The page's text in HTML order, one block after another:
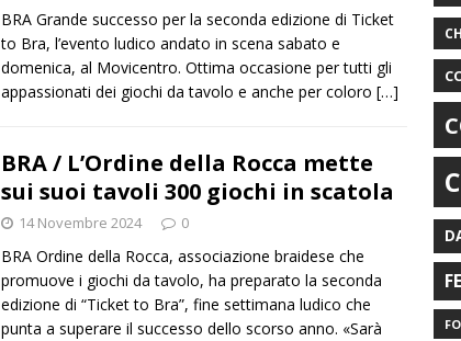
BRA Grande successo per la seconda edizione di Ticket
to Bra, l’evento ludico andato in scena sabato e
domenica, al Movicentro. Ottima occasione per tutti gli
appassionati dei giochi da tavolo e anche per coloro […]
BRA / L’Ordine della Rocca mette
sui suoi tavoli 300 giochi in scatola
14 Novembre 2024 0
BRA Ordine della Rocca, associazione braidese che
promuove i giochi da tavolo, ha preparato la seconda
edizione di “Ticket to Bra”, fine settimana ludico che
punta a superare il successo dello scorso anno. «Sarà